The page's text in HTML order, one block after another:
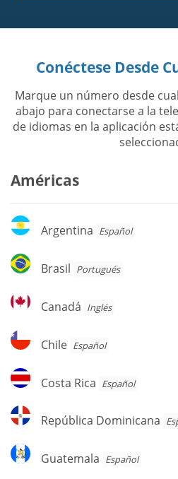
Conéctese Desde
Marque un número desde
abajo para conectarse a la
de idiomas en la aplicación
Américas
Argentina
Argentina Español
Brasil
Brasil Portugués
Canadá
Canadá Inglés
Chile
Chile Español
Costa
Rica
Costa Rica Español
República
Dominicana
República Dominicana
Guatemala
Guatemala Español